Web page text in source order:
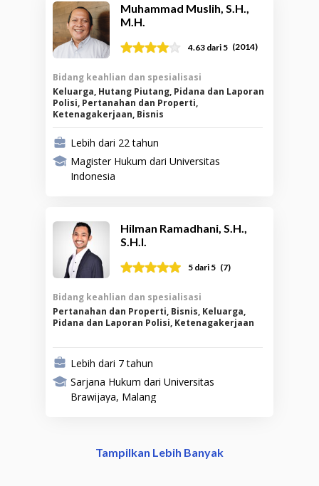
Muhammad Muslih, S.H.,
M.H.
4.63 dari 5 (2014)
Bidang keahlian dan spesialisasi
Keluarga, Hutang Piutang, Pidana dan Laporan
Polisi, Pertanahan dan Properti,
Ketenagakerjaan, Bisnis
Lebih dari 22 tahun
Magister Hukum dari Universitas
Indonesia
Hilman Ramadhani, S.H.,
S.H.I.
5 dari 5 (7)
Bidang keahlian dan spesialisasi
Pertanahan dan Properti, Bisnis, Keluarga,
Pidana dan Laporan Polisi, Ketenagakerjaan
Lebih dari 7 tahun
Sarjana Hukum dari Universitas
Brawijaya, Malang
Tampilkan Lebih Banyak